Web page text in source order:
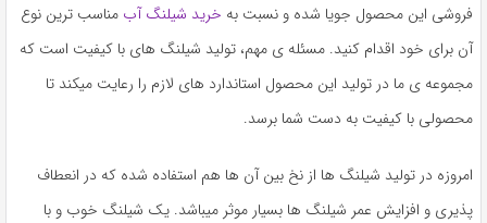
فروشی این محصول جویا شده و نسبت به خرید شیلنگ آب مناسب ترین نوع
آن برای خود اقدام کنید. مسئله ی مهم، تولید شیلنگ های با کیفیت است که
مجموعه ی ما در تولید این محصول استاندارد های لازم را رعایت میکند تا
محصولی با کیفیت به دست شما برسد.
امروزه در تولید شیلنگ ها از نخ بین آن ها هم استفاده شده که در انعطاف
پذیری و افزایش عمر شیلنگ ها بسیار موثر میباشد. یک شیلنگ خوب و با